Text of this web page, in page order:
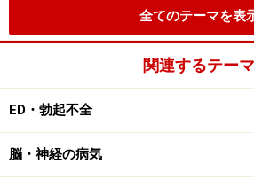
全てのテーマを表
関連するテーマ
ED・勃起不全
脳・神経の病気